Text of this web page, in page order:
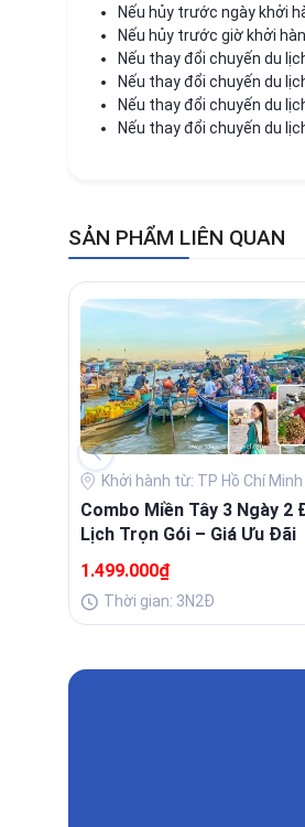
Nếu hủy trước ngày khởi
Nếu hủy trước giờ khởi
Nếu thay đổi chuyến du
Nếu thay đổi chuyến du
Nếu thay đổi chuyến du
Nếu thay đổi chuyến du
SẢN PHẨM LIÊN QUAN
Khởi hành từ: TP Hồ Chí Minh
Combo Miền Tây 3 Ngày 2
Lịch Trọn Gói – Giá Ưu Đãi
1.499.000₫
Thời gian: 3N2Đ